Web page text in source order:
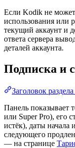
Если Kodik не
использования или
текущий аккаунт и
ответа сервера
деталей аккаунта.
Подписка и
Заголовок
Панель показывает
или Super Pro), его
истёк), даты начала
следующего
— на странице